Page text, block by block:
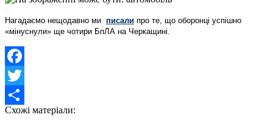
Нагадаємо нещодавно ми писали про те, що оборонці успішно
«мінуснули» ще чотири БпЛА на Черкащині.
Facebook
Twitter
Share
Схожі матеріали: